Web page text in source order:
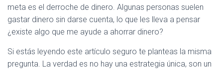
meta es el derroche de dinero. Algunas personas suelen
gastar dinero sin darse cuenta, lo que les lleva a pensar
¿existe algo que me ayude a ahorrar dinero?
Si estás leyendo este artículo seguro te planteas la misma
pregunta. La verdad es no hay una estrategia única, son un